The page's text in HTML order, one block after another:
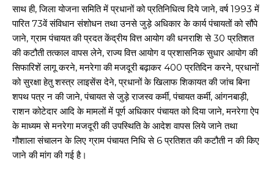
साथ ही, जिला योजना समिति में प्रधानों को प्रतिनिधित्व दिये जाने, वर्ष 1993 में
पारित 73वें संविधान संशोधन तथा उनसे जुड़े अधिकार के कार्य पंचायतों को सौंपे
जाने, ग्राम पंचायत की प्रदत केंद्रीय वित्त आयोग की धनराशि से 30 प्रतिशत
की कटौती तत्काल वापस लेने, राज्य वित्त आयोग व प्रशासनिक सुधार आयोग की
सिफारिशें लागू करने, मनरेगा की मजदूरी बढ़ाकर 400 प्रतिदिन करने, प्रधानों
को सुरक्षा हेतु शस्त्र लाइसेंस देने, प्रधानों के खिलाफ शिकायत की जांच बिना
शपथ पत्र न की जाने, पंचायत से जुड़े राजस्व कर्मी, पंचायत कर्मी, आंगनबाड़ी,
राशन कोटेदार आदि के मामलों में पूर्ण अधिकार पंचायत को दिया जाने, मनरेगा ऐप
के माध्यम से मनरेगा मजदूरी की उपस्थिति के आदेश वापस लिये जाने तथा
गौशाला संचालन के लिए ग्राम पंचायत निधि से 6 प्रतिशत की कटौती न की किए
जाने की मांग की गई है।